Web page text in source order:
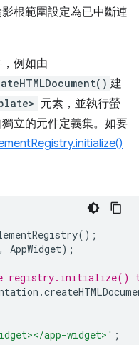
根範圍設定為已中斷連
例如由
建
元素，並執行螢
立的元件定義集。如要
();
, AppWidget);
registry.initialize()
.
app-widget>' ;